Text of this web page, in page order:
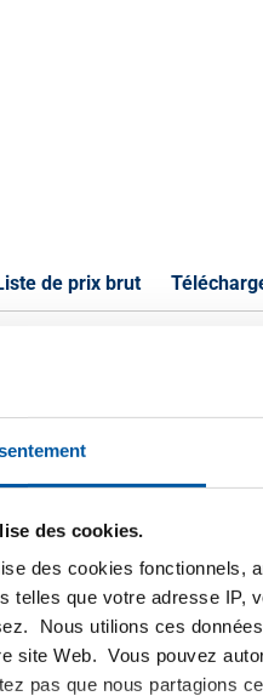
des cookies.
des cookies fonctionnels,
telles que votre adresse IP,
Nous utilions ces
site Web. Vous pouvez
pas que nous partagions
de prix brut
rond
42CrMoS4+QT+SH+SL